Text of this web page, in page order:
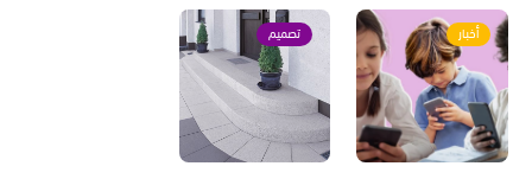
أخبار تصميم